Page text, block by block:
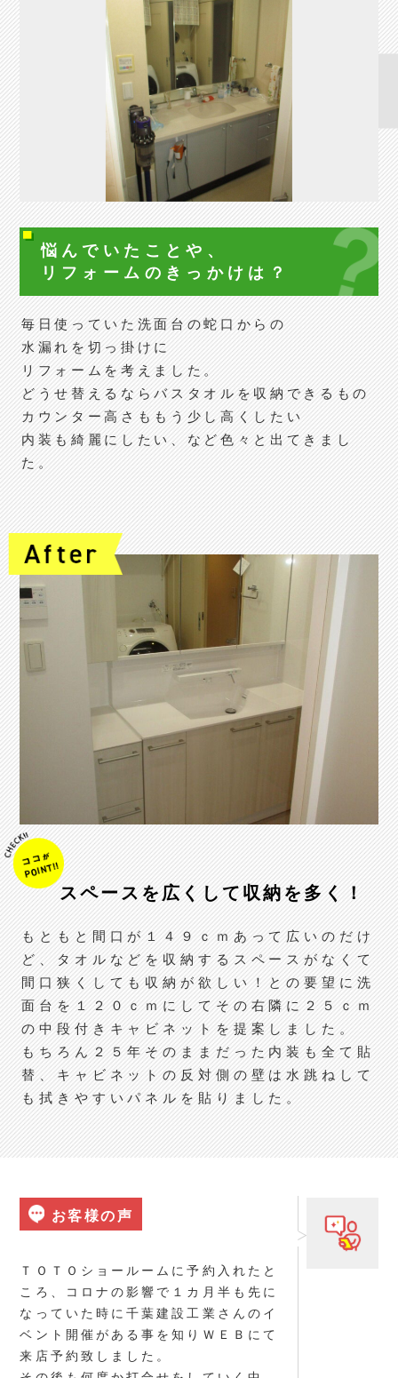
悩んでいたことや、
リフォームの きっかけは？
毎日使っていた洗面台の蛇口からの
水漏れを切っ掛けに
リフォームを考えました。
どうせ替えるならバスタオルを収納できるもの
カウンター高さももう少し高くしたい
内装も綺麗にしたい、など色々と出てきまし
た。
スペースを広くして収納を多く！
もともと間口が１４９ｃｍあって広いのだけ
ど、タオルなどを収納するスペースがなくて
間口狭くしても収納が欲しい！との要望に洗
面台を１２０ｃｍにしてその右隣に２５ｃｍ
の中段付きキャビネットを提案しました。
もちろん２５年そのままだった内装も全て貼
替、キャビネットの反対側の壁は水跳ねして
も拭きやすいパネルを貼りました。
お客様の声
ＴＯＴＯショールームに予約入れたと
ころ、コロナの影響で１カ月半も先に
なっていた時に千葉建設工業さんのイ
ベント開催がある事を知りＷＥＢにて
来店予約致しました。